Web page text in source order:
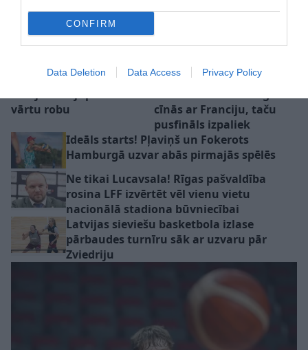
CONFIRM
Data Deletion Data Access Privacy Policy
RFS cieš zaudējumu
vārtu robu
Latvijas U-18
cīnās ar Franciju, taču
pusfināls izpaliek
Ideāls starts! Pļaviņš un Fokerots
Hamburgā uzvar abās pirmajās spēlēs
Ne tikai Lucavsala! Rīgas pašvaldība
rosina LFF izvērtēt vēl vienu vietu
nacionālā stadiona būvniecībai
Latvijas sieviešu basketbola izlase
pārbaudes turnīru sāk ar uzvaru pār
Zviedriju